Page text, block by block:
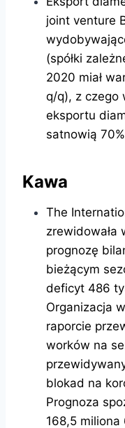
joint venture
(spółki
2020 miał
q/q), z czego
eksportu
satnowią
Kawa
The
zrewidowała
prognozę
bieżącym
deficyt 486
Organizacja
raporcie
worków na
blokad na
Prognoza
168,5